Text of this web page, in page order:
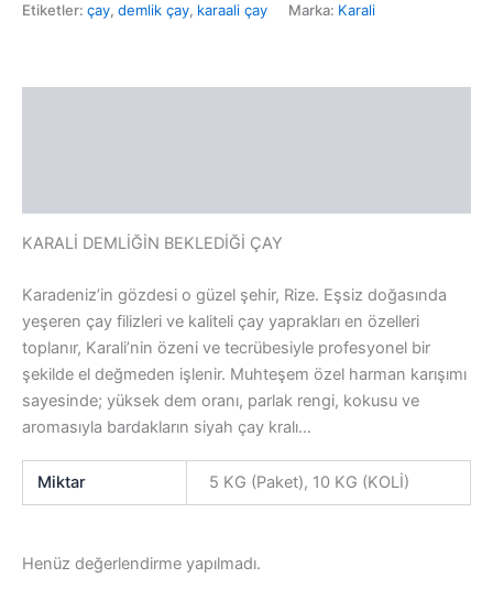
Etiketler: çay, demlik çay, karaali çay Marka: Karali
KARALİ DEMLİĞİN BEKLEDİĞİ ÇAY
Karadeniz’in gözdesi o güzel şehir, Rize. Eşsiz doğasında
yeşeren çay filizleri ve kaliteli çay yaprakları en özelleri
toplanır, Karali’nin özeni ve tecrübesiyle profesyonel bir
şekilde el değmeden işlenir. Muhteşem özel harman karışımı
sayesinde; yüksek dem oranı, parlak rengi, kokusu ve
aromasıyla bardakların siyah çay kralı…
Miktar 5 KG (Paket), 10 KG (KOLİ)
Henüz değerlendirme yapılmadı.